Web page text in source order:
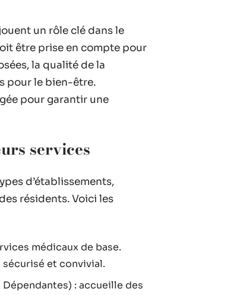
un rôle clé dans le
être prise en compte pour
la qualité de la
pour le bien-être.
pour garantir une
services
d’établissements,
résidents. Voici les
médicaux de base.
et convivial.
: accueille des